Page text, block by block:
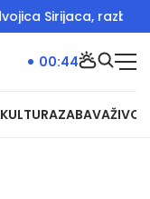
Sirijaca, razbijane
KULTURAZABAVAŽIVOT
00:44